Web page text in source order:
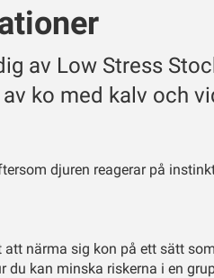
av Low Stress
ko med kalv och
djuren reagerar på
närma sig kon på ett sätt
du kan minska riskerna i en